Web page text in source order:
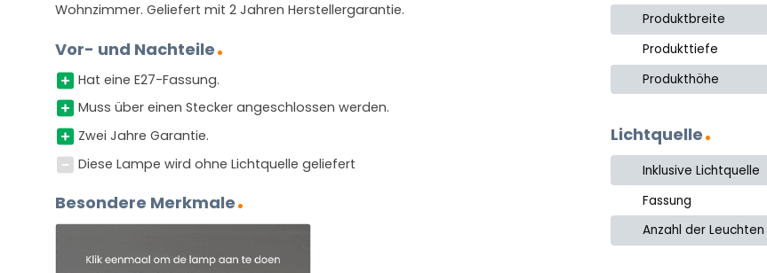
Wohnzimmer. Geliefert mit 2 Jahren Herstellergarantie.
Vor- und Nachteile
Hat eine E27-Fassung.
Muss über einen Stecker angeschlossen werden.
Zwei Jahre Garantie.
Diese Lampe wird ohne Lichtquelle geliefert
Besondere Merkmale
Produktbreite
Produkttiefe
Produkthöhe
Lichtquelle
Inklusive Lichtquelle
Fassung
Anzahl der Leuchten